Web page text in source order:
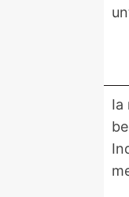
Ia